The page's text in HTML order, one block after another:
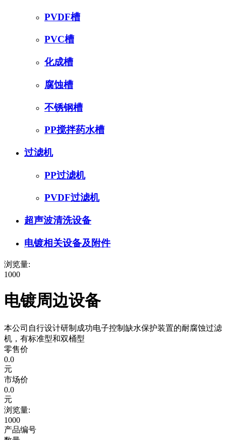
PVDF槽
PVC槽
化成槽
腐蚀槽
不锈钢槽
PP搅拌药水槽
过滤机
PP过滤机
PVDF过滤机
超声波清洗设备
电镀相关设备及附件
浏览量:
1000
电镀周边设备
本公司自行设计研制成功电子控制缺水保护装置的耐腐蚀过滤
机，有标准型和双桶型
零售价
0.0
元
市场价
0.0
元
浏览量:
1000
产品编号